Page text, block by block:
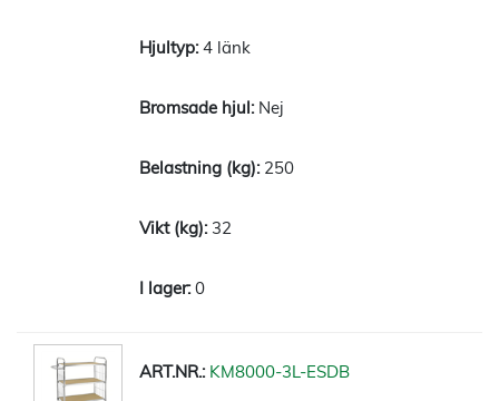
4 länk
Nej
250
32
0
KM8000-3L-ESDB